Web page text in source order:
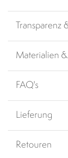
Transparenz
Materialien
FAQ's
Lieferung
Retouren